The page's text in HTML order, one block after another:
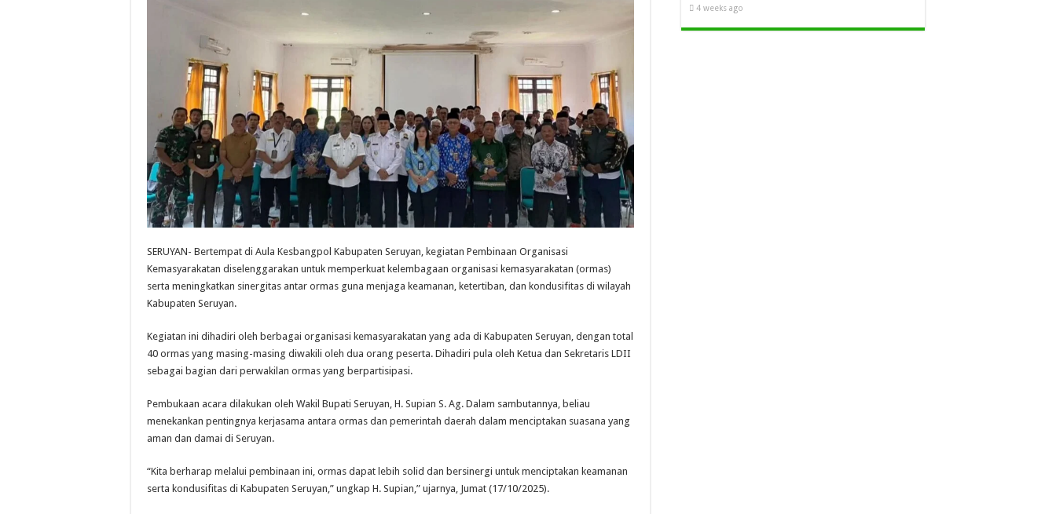
SERUYAN- Bertempat di Aula Kesbangpol Kabupaten Seruyan, kegiatan Pembinaan Organisasi
Kemasyarakatan diselenggarakan untuk memperkuat kelembagaan organisasi kemasyarakatan (ormas)
serta meningkatkan sinergitas antar ormas guna menjaga keamanan, ketertiban, dan kondusifitas di wilayah
Kabupaten Seruyan.
Kegiatan ini dihadiri oleh berbagai organisasi kemasyarakatan yang ada di Kabupaten Seruyan, dengan total
40 ormas yang masing-masing diwakili oleh dua orang peserta. Dihadiri pula oleh Ketua dan Sekretaris LDII
sebagai bagian dari perwakilan ormas yang berpartisipasi.
Pembukaan acara dilakukan oleh Wakil Bupati Seruyan, H. Supian S. Ag. Dalam sambutannya, beliau
menekankan pentingnya kerjasama antara ormas dan pemerintah daerah dalam menciptakan suasana yang
aman dan damai di Seruyan.
“Kita berharap melalui pembinaan ini, ormas dapat lebih solid dan bersinergi untuk menciptakan keamanan
serta kondusifitas di Kabupaten Seruyan,” ungkap H. Supian,” ujarnya, Jumat (17/10/2025).
4 weeks ago